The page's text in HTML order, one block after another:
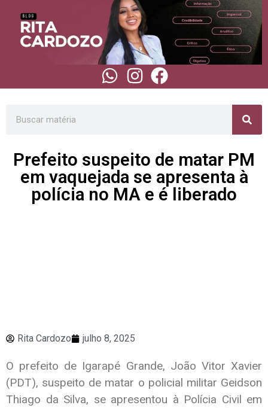
Prefeito suspeito de matar PM
em vaquejada se apresenta à
polícia no MA e é liberado
Rita Cardozo julho 8, 2025
O prefeito de Igarapé Grande, João Vitor Xavier
(PDT), suspeito de matar o policial militar Geidson
Thiago da Silva, se apresentou à Polícia Civil em